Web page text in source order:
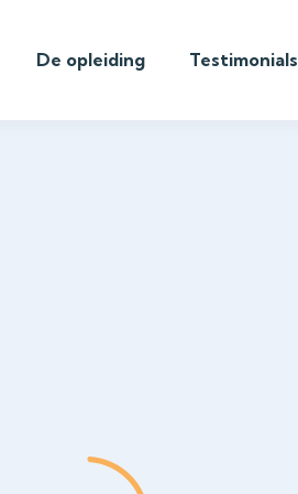
De opleiding Testimonials